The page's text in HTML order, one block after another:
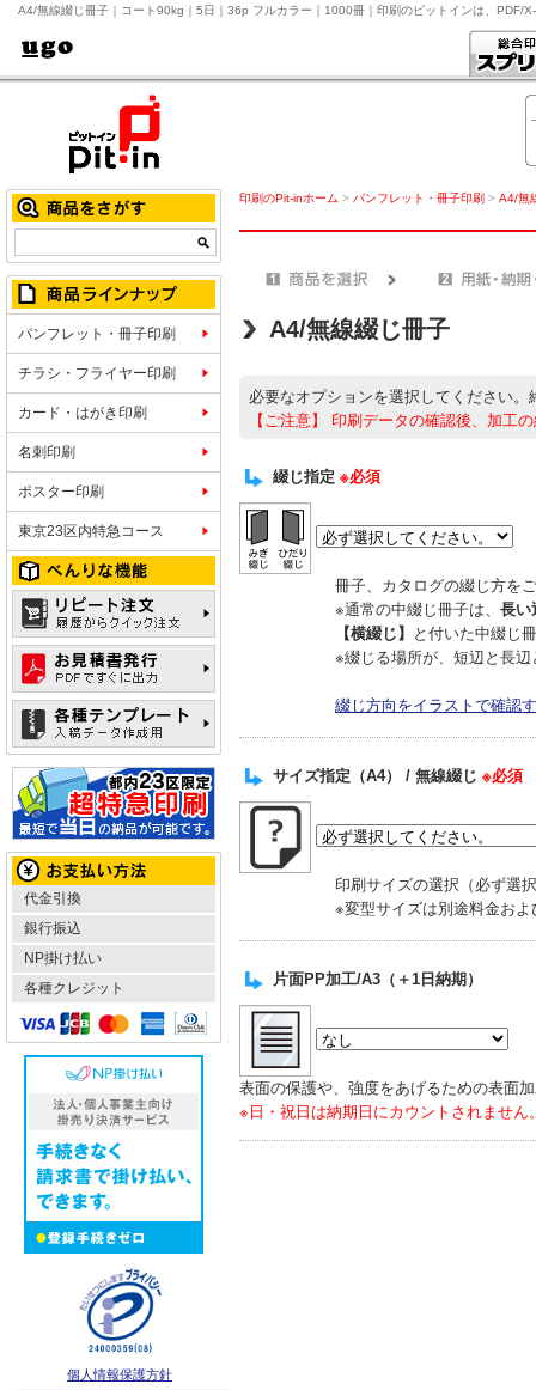
A4/無線綴じ冊子｜コート90kg｜5日｜36p フルカラー｜1000冊｜印刷のピットインは、PDF/
パンフレット・冊子印刷
チラシ・フライヤー印刷
カード・はがき印刷
名刺印刷
ポスター印刷
東京23区内特急コース
代金引換
銀行振込
NP掛け払い
各種クレジット
個人情報保護方針
印刷のPit-inホーム > パンフレット・冊子印刷 > A4/無
A4/無線綴じ冊子
必要なオプションを選択してください。
【ご注意】
印刷データの確認後、加工
綴じ指定 ※必須
冊子、カタログの綴じ方を
※通常の中綴じ冊子は、 長い
【横綴じ】
と付いた中綴じ
※綴じる場所が、短辺と長
綴じ方向をイラストで確認
サイズ指定（A4） / 無線綴じ ※必須
印刷サイズの選択（必ず選
※変型サイズは別途料金お
片面PP加工/A3（＋1日納期）
表面の保護や、強度をあげるための表面
※日・祝日は納期日にカウントされません